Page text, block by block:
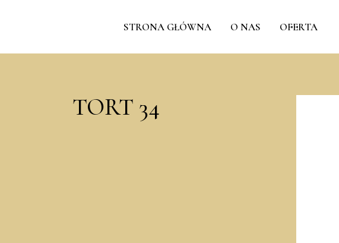
STRONA GŁÓWNA O NAS OFERTA
TORT 34